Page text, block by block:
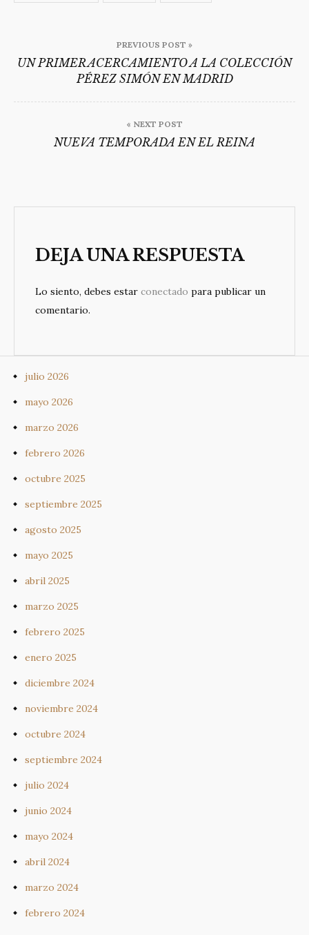
de
entradas
PREVIOUS POST »
UN PRIMER ACERCAMIENTO A LA COLECCIÓN
PÉREZ SIMÓN EN MADRID
« NEXT POST
NUEVA TEMPORADA EN EL REINA
DEJA UNA RESPUESTA
Lo siento, debes estar conectado para publicar un
comentario.
julio 2026
mayo 2026
marzo 2026
febrero 2026
octubre 2025
septiembre 2025
agosto 2025
mayo 2025
abril 2025
marzo 2025
febrero 2025
enero 2025
diciembre 2024
noviembre 2024
octubre 2024
septiembre 2024
julio 2024
junio 2024
mayo 2024
abril 2024
marzo 2024
febrero 2024